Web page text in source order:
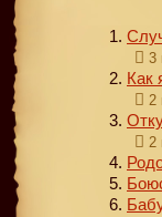
3
Как
2
2